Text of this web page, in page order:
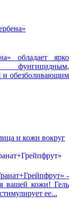
обладает ярко
фунгицидным,
и обезболивающим
-
вашей кожи! Гель
ее...